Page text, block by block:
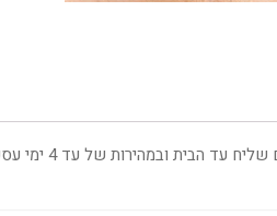
של עד 4 ימי עסקים ללא חיוב נוסף!